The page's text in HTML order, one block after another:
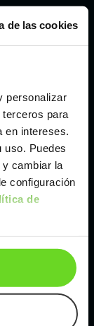
de las cookies
personalizar
para
en intereses.
uso. Puedes
cambiar la
configuración
de
por